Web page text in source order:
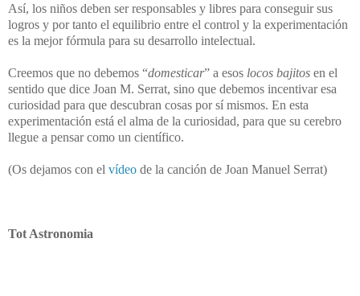
Así, los niños deben ser responsables y libres para conseguir sus
logros y por tanto el equilibrio entre el control y la experimentación
es la mejor fórmula para su desarrollo intelectual.
Creemos que no debemos “domesticar” a esos locos bajitos en el
sentido que dice Joan M. Serrat, sino que debemos incentivar esa
curiosidad para que descubran cosas por sí mismos. En esta
experimentación está el alma de la curiosidad, para que su cerebro
llegue a pensar como un científico.
(Os dejamos con el vídeo de la canción de Joan Manuel Serrat)
Tot Astronomia